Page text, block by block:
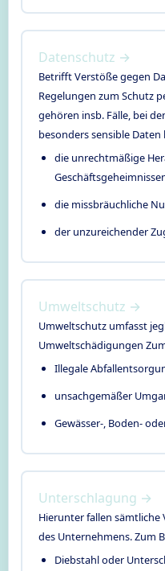
Datenschutz →
Betrifft Verstöße gegen
Regelungen zum Schutz
gehören insb. Fälle, bei
besonders sensible
die unrechtmäßige
die missbräuchliche
der unzureichender
Umweltschutz →
Umweltschutz umfasst
Umweltschädigungen
Illegale
unsachgemäßer
Gewässer-, Boden-
Unterschlagung →
Hierunter fallen
des Unternehmens. Zum
Diebstahl oder